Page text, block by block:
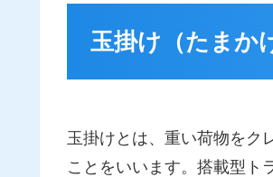
玉掛け（たまか
玉掛けとは、重い荷物をク
ことをいいます。搭載型ト